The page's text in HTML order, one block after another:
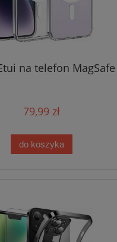
na telefon MagSafe
79,99 zł
do koszyka